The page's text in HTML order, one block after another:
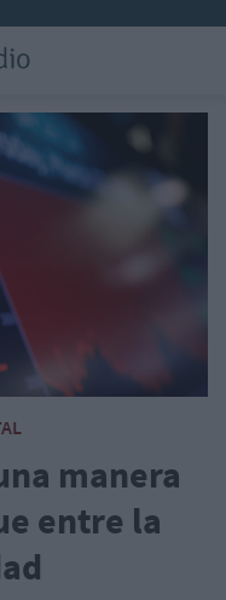
manera
entre la